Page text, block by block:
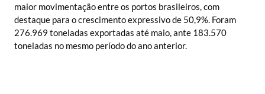
maior movimentação entre os portos brasileiros, com
destaque para o crescimento expressivo de 50,9%. Foram
276.969 toneladas exportadas até maio, ante 183.570
toneladas no mesmo período do ano anterior.